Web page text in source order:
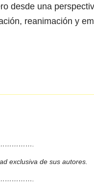
desde una
reanimación y
exclusiva de sus autores.